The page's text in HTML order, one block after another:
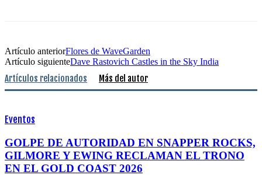
Artículo anteriorFlores de WaveGarden
Artículo siguienteDave Rastovich Castles in the Sky India
Artículos relacionados Más del autor
Eventos
GOLPE DE AUTORIDAD EN SNAPPER ROCKS,
GILMORE Y EWING RECLAMAN EL TRONO
EN EL GOLD COAST 2026